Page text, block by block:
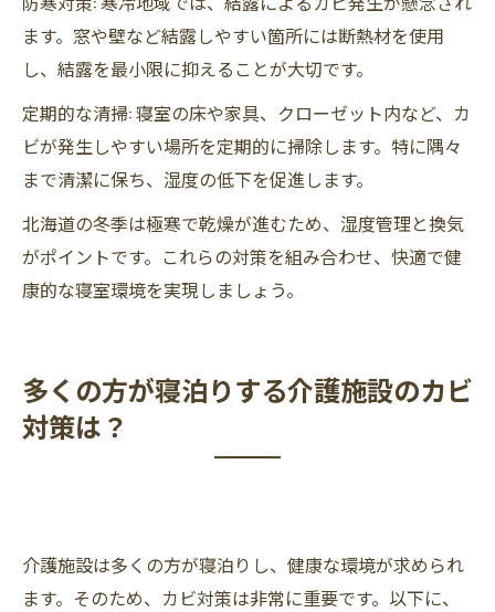
ます。窓や壁など結露しやすい箇所には断熱材を使用
し、結露を最小限に抑えることが大切です。
定期的な清掃: 寝室の床や家具、クローゼット内など、カ
ビが発生しやすい場所を定期的に掃除します。特に隅々
まで清潔に保ち、湿度の低下を促進します。
北海道の冬季は極寒で乾燥が進むため、湿度管理と換気
がポイントです。これらの対策を組み合わせ、快適で健
康的な寝室環境を実現しましょう。
多くの方が寝泊りする介護施設のカビ
対策は？
介護施設は多くの方が寝泊りし、健康な環境が求められ
ます。そのため、カビ対策は非常に重要です。以下に、